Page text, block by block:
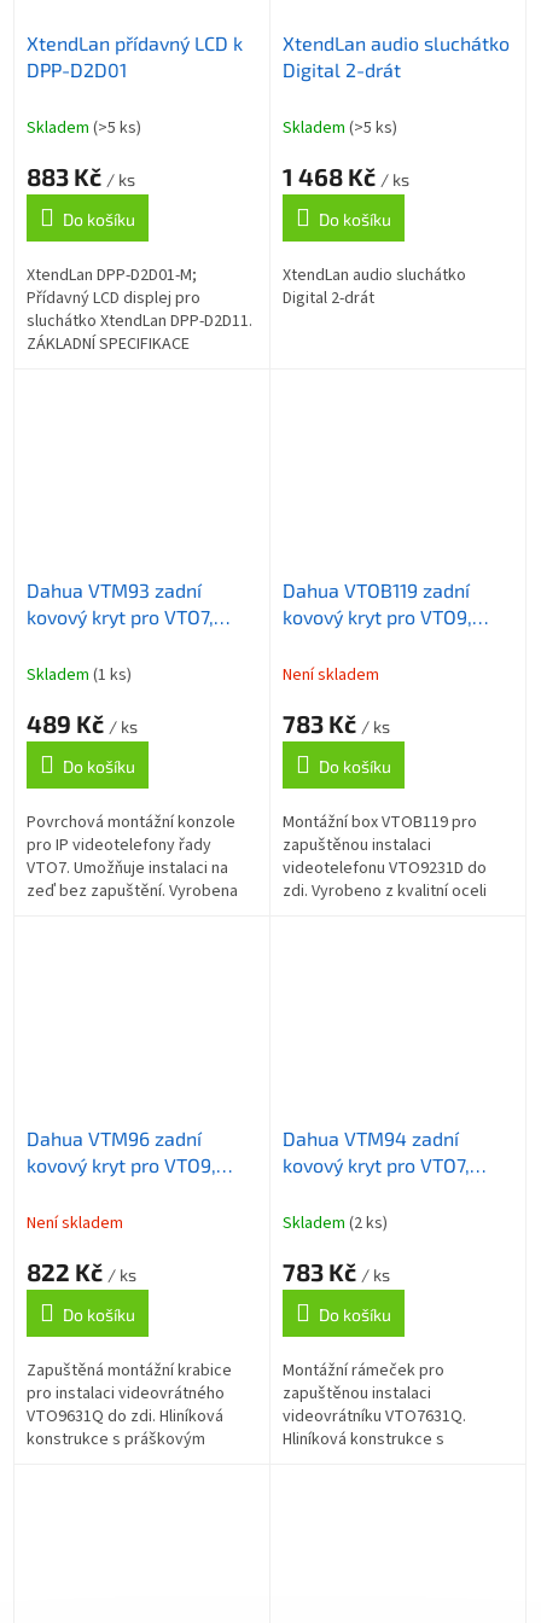
XtendLan přídavný LCD k
DPP-D2D01
Skladem (>5 ks)
883 Kč / ks
Do košíku
XtendLan DPP-D2D01-M;
Přídavný LCD displej pro
sluchátko XtendLan DPP-D2D11.
ZÁKLADNÍ SPECIFIKACE
XtendLan audio sluchátko
Digital 2-drát
Skladem (>5 ks)
1 468 Kč / ks
Do košíku
XtendLan audio sluchátko
Digital 2-drát
Dahua VTM93 zadní
kovový kryt pro VTO7,
Skladem (1 ks)
489 Kč / ks
Do košíku
Povrchová montážní konzole
pro IP videotelefony řady
VTO7. Umožňuje instalaci na
zeď bez zapuštění. Vyrobena
Dahua VTOB119 zadní
kovový kryt pro VTO9,
Není skladem
783 Kč / ks
Do košíku
Montážní box VTOB119 pro
zapuštěnou instalaci
videotelefonu VTO9231D do
zdi. Vyrobeno z kvalitní oceli
Dahua VTM96 zadní
kovový kryt pro VTO9,
Není skladem
822 Kč / ks
Do košíku
Zapuštěná montážní krabice
pro instalaci videovrátného
VTO9631Q do zdi. Hliníková
konstrukce s práškovým
Dahua VTM94 zadní
kovový kryt pro VTO7,
Skladem (2 ks)
783 Kč / ks
Do košíku
Montážní rámeček pro
zapuštěnou instalaci
videovrátníku VTO7631Q.
Hliníková konstrukce s